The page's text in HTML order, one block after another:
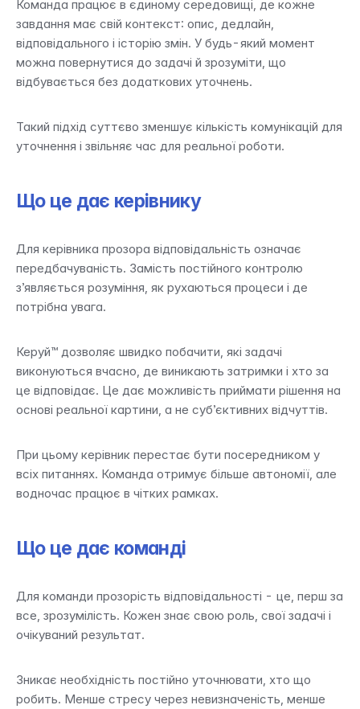
Команда працює в єдиному середовищі, де кожне
завдання має свій контекст: опис, дедлайн,
відповідального і історію змін. У будь-який момент
можна повернутися до задачі й зрозуміти, що
відбувається без додаткових уточнень.
Такий підхід суттєво зменшує кількість комунікацій для
уточнення і звільняє час для реальної роботи.
Що це дає керівнику
Для керівника прозора відповідальність означає
передбачуваність. Замість постійного контролю
з’являється розуміння, як рухаються процеси і де
потрібна увага.
Керуй™ дозволяє швидко побачити, які задачі
виконуються вчасно, де виникають затримки і хто за
це відповідає. Це дає можливість приймати рішення на
основі реальної картини, а не суб’єктивних відчуттів.
При цьому керівник перестає бути посередником у
всіх питаннях. Команда отримує більше автономії, але
водночас працює в чітких рамках.
Що це дає команді
Для команди прозорість відповідальності - це, перш за
все, зрозумілість. Кожен знає свою роль, свої задачі і
очікуваний результат.
Зникає необхідність постійно уточнювати, хто що
робить. Менше стресу через невизначеність, менше